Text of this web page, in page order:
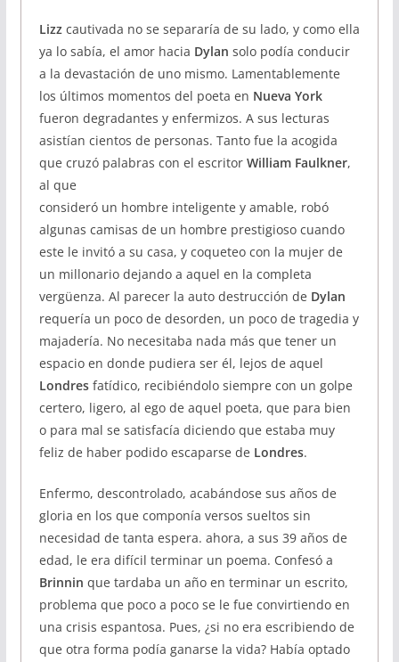
Lizz cautivada no se separaría de su lado, y como ella
ya lo sabía, el amor hacia Dylan solo podía conducir
a la devastación de uno mismo. Lamentablemente
los últimos momentos del poeta en Nueva York
fueron degradantes y enfermizos. A sus lecturas
asistían cientos de personas. Tanto fue la acogida
que cruzó palabras con el escritor William Faulkner,
al que
consideró un hombre inteligente y amable, robó
algunas camisas de un hombre prestigioso cuando
este le invitó a su casa, y coqueteo con la mujer de
un millonario dejando a aquel en la completa
vergüenza. Al parecer la auto destrucción de Dylan
requería un poco de desorden, un poco de tragedia y
majadería. No necesitaba nada más que tener un
espacio en donde pudiera ser él, lejos de aquel
Londres fatídico, recibiéndolo siempre con un golpe
certero, ligero, al ego de aquel poeta, que para bien
o para mal se satisfacía diciendo que estaba muy
feliz de haber podido escaparse de Londres.
Enfermo, descontrolado, acabándose sus años de
gloria en los que componía versos sueltos sin
necesidad de tanta espera. ahora, a sus 39 años de
edad, le era difícil terminar un poema. Confesó a
Brinnin que tardaba un año en terminar un escrito,
problema que poco a poco se le fue convirtiendo en
una crisis espantosa. Pues, ¿si no era escribiendo de
que otra forma podía ganarse la vida? Había optado